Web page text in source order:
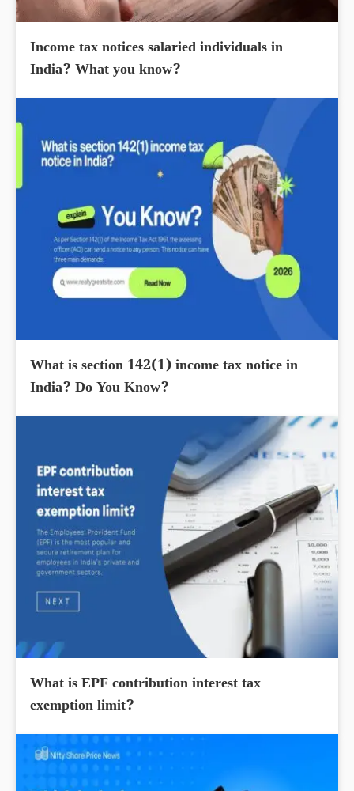
Income tax notices salaried individuals in
India? What you know?
What is section 142(1) income tax notice in
India? Do You Know?
What is EPF contribution interest tax
exemption limit?